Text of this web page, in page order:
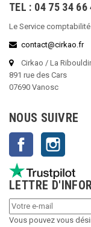
TEL : 04 75 34 66
Le Service comptabilité
contact@cirkao.fr
Cirkao / La
891 rue des Cars
07690 Vanosc
NOUS SUIVRE
Facebook
LETTRE
Vous pouvez vous